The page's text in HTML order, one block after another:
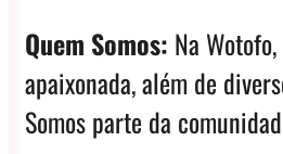
Quem Somos: Na
apaixonada, além de
Somos parte da